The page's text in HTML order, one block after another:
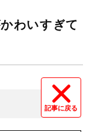
わいすぎて
記事に戻る